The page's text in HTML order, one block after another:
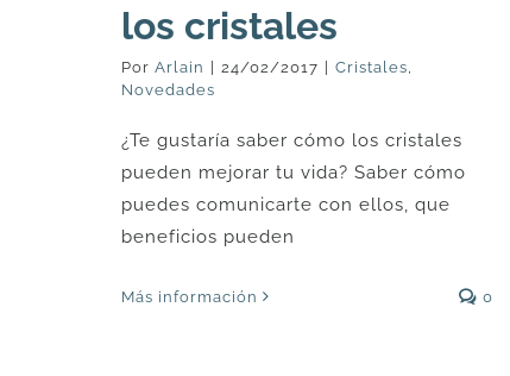
los cristales
Por Arlain | 24/02/2017 | Cristales
Novedades
¿Te gustaría saber cómo los cristales
pueden mejorar tu vida? Saber cómo
puedes comunicarte con ellos, que
beneficios pueden
Más información 0